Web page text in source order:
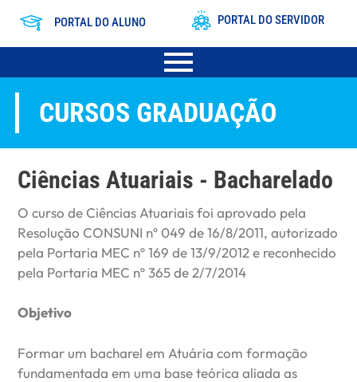
PORTAL DO ALUNO PORTAL DO SERVIDOR
CURSOS GRADUAÇÃO
Ciências Atuariais - Bacharelado
O curso de Ciências Atuariais foi aprovado pela
Resolução CONSUNI nº 049 de 16/8/2011, autorizado
pela Portaria MEC nº 169 de 13/9/2012 e reconhecido
pela Portaria MEC nº 365 de 2/7/2014
Objetivo
Formar um bacharel em Atuária com formação
fundamentada em uma base teórica aliada as